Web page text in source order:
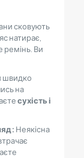
сковують
натирає,
ремінь. Ви
швидко
на
сухість і
Неякісна